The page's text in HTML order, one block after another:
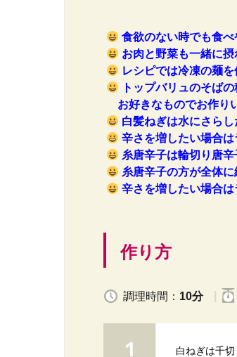
食欲のない時でも食
お肉と野菜も一緒に摂
レシピでは冷凍の麺を
トップバリュのそば
お好きなものでお作り
白髪ねぎは水にさら
辛さを増したい場合
糸唐辛子は輪切り唐辛
糸唐辛子の方が全体
辛さを増したい場合は
作り方
調理時間： 10分
白ねぎは千切